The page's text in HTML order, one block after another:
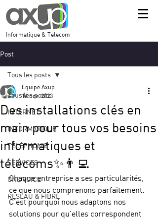
Informatique & Telecom
Post
Tous les posts
INTERNET
INFORMATIQUE
TÉLÉPHONIE
SERVICES
ONE VOICE
RÉSEAU & FIBRE
Tous les posts
Des installations clés en
main pour tous vos besoins
informatiques et
télécoms✨👨‍💻
Equipe Axup
16 nov. 2023
Chaque entreprise a ses particularités,
ce que nous comprenons parfaitement.
C'est pourquoi nous adaptons nos
solutions pour qu'elles correspondent